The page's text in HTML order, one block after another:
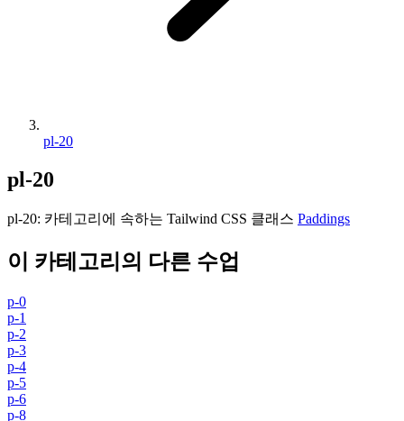
pl-20
pl-20
pl-20: 카테고리에 속하는 Tailwind CSS 클래스 Paddings
이 카테고리의 다른 수업
p-0
p-1
p-2
p-3
p-4
p-5
p-6
p-8